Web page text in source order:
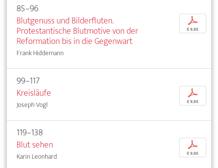
85–96
Blutgenuss und Bilderfluten.
Protestantische Blutmotive von der
Reformation bis in die Gegenwart
Frank Hiddemann
p
€ 9,95
99–117
Kreisläufe
Joseph Vogl
p
€ 9,95
119–138
Blut sehen
Karin Leonhard
p
€ 9,95